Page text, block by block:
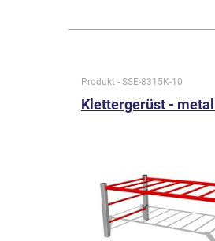
Produkt - SSE-8315K-10
Klettergerüst -